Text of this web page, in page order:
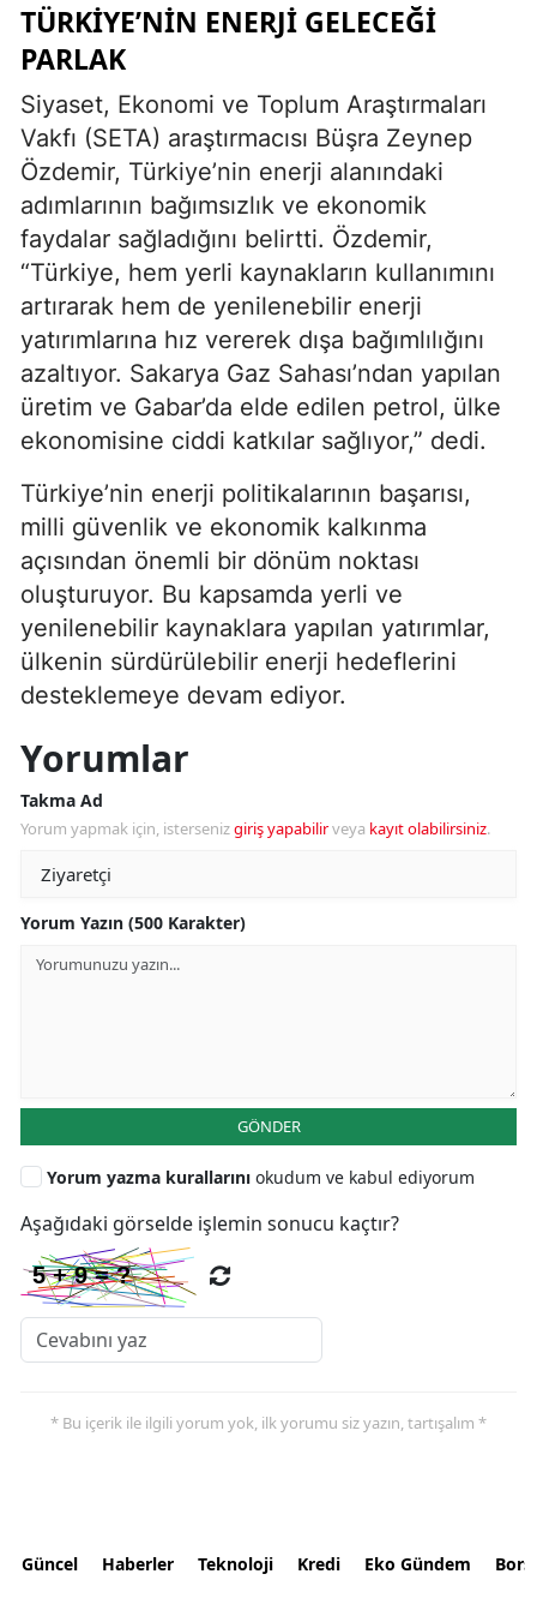
TÜRKIYE’NIN ENERJI GELECEĞI
PARLAK
Siyaset, Ekonomi ve Toplum Araştırmaları
Vakfı (SETA) araştırmacısı Büşra Zeynep
Özdemir, Türkiye’nin enerji alanındaki
adımlarının bağımsızlık ve ekonomik
faydalar sağladığını belirtti. Özdemir,
“Türkiye, hem yerli kaynakların kullanımını
artırarak hem de yenilenebilir enerji
yatırımlarına hız vererek dışa bağımlılığını
azaltıyor. Sakarya Gaz Sahası’ndan yapılan
üretim ve Gabar’da elde edilen petrol, ülke
ekonomisine ciddi katkılar sağlıyor,” dedi.
Türkiye’nin enerji politikalarının başarısı,
milli güvenlik ve ekonomik kalkınma
açısından önemli bir dönüm noktası
oluşturuyor. Bu kapsamda yerli ve
yenilenebilir kaynaklara yapılan yatırımlar,
ülkenin sürdürülebilir enerji hedeflerini
desteklemeye devam ediyor.
Yorumlar
Takma Ad
Yorum yapmak için, istersenizgiriş yapabilirveya kayıt olabilirsiniz.
Yorum Yazın (500 Karakter)
GÖNDER
Yorum yazma kurallarını okudum ve kabul ediyorum
Aşağıdaki görselde işlemin sonucu kaçtır?
* Bu içerik ile ilgili yorum yok, ilk yorumu siz yazın, tartışalım *
Güncel Haberler Teknoloji Kredi Eko Gündem